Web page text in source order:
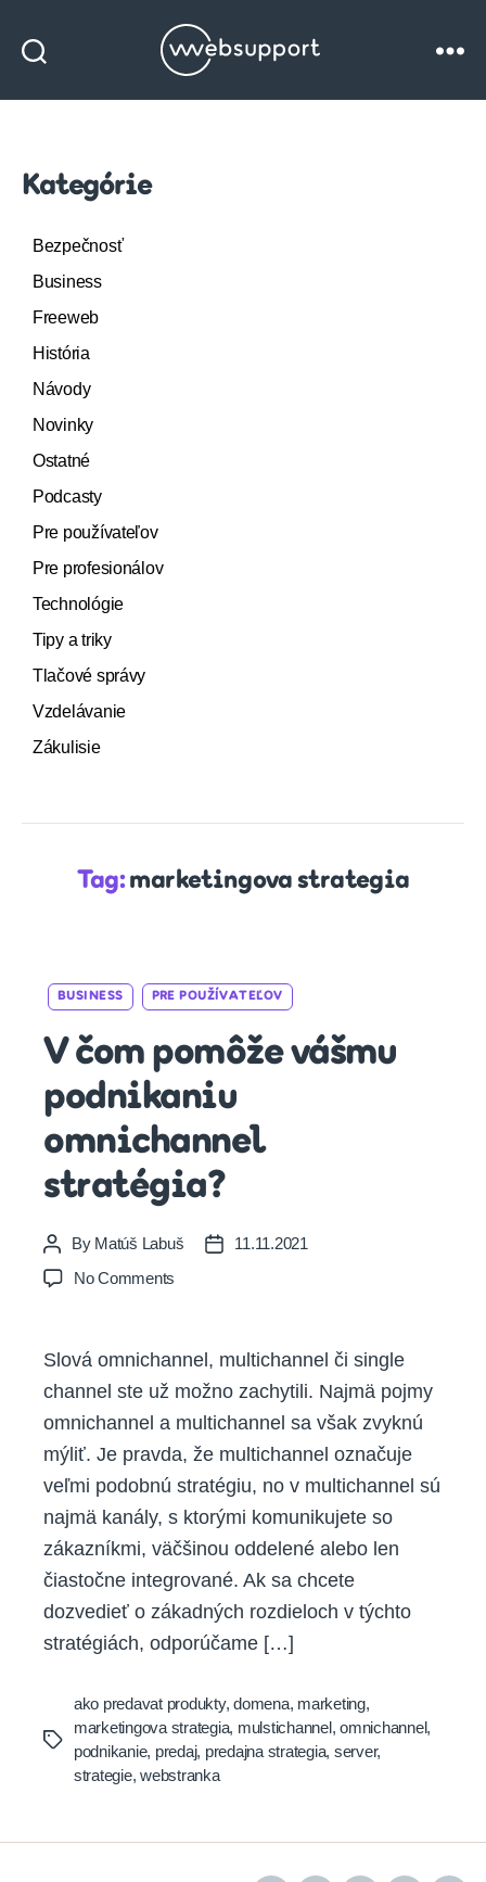
Websupport
Kategórie
Bezpečnosť
Business
Freeweb
História
Návody
Novinky
Ostatné
Podcasty
Pre používateľov
Pre profesionálov
Technológie
Tipy a triky
Tlačové správy
Vzdelávanie
Zákulisie
Tag: marketingova strategia
Categories
BUSINESS PRE POUŽÍVATEĽOV
V čom pomôže vášmu
podnikaniu
omnichannel
stratégia?
Post
author
By Matúš Labuš
Post11.11.2021
No Comments
pomôže
vášmu
podnikaniu
omnichannel
stratégia?
Slová omnichannel, multichannel či single
channel ste už možno zachytili. Najmä pojmy
omnichannel a multichannel sa však zvyknú
mýliť. Je pravda, že multichannel označuje
veľmi podobnú stratégiu, no v multichannel sú
najmä kanály, s ktorými komunikujete so
zákazníkmi, väčšinou oddelené alebo len
čiastočne integrované. Ak sa chcete
dozvedieť o zákadných rozdieloch v týchto
stratégiách, odporúčame […]
Tags
ako predavat produkty,domena, marketing,
marketingova strategia, mulstichannel,omnichannel,
podnikanie, predaj, predajna strategia, server,
strategie,webstranka